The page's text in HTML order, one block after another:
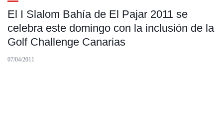
El I Slalom Bahía de El Pajar 2011 se
celebra este domingo con la inclusión de la
Golf Challenge Canarias
07/04/2011